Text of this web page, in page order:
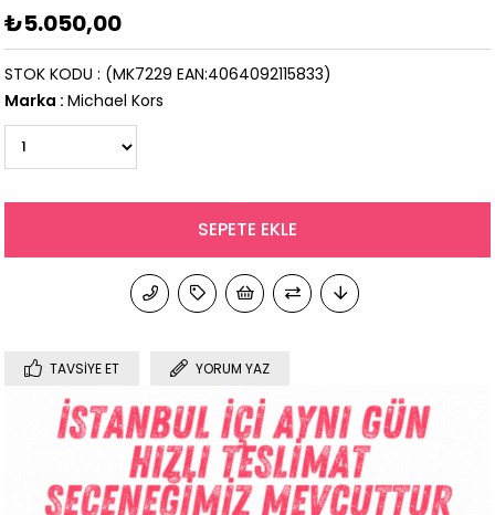
₺5.050,00
(MK7229 EAN:4064092115833)
STOK KODU
Marka : Michael Kors
TAVSIYE ET YORUM YAZ